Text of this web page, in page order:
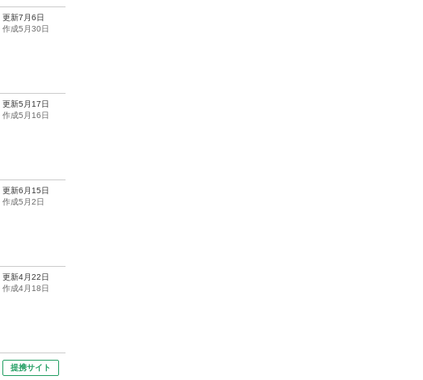
更新7月6日
作成5月30日
更新5月17日
作成5月16日
更新6月15日
作成5月2日
更新4月22日
作成4月18日
提携サイト